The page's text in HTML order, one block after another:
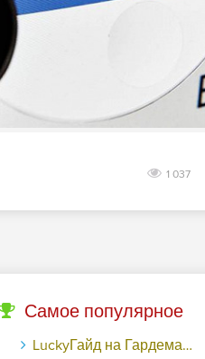
1 037
Самое популярное
LuckyГайд на Гардемакс с LuckyAds: 317 279 рублей за 10 дней - «Надо знать»